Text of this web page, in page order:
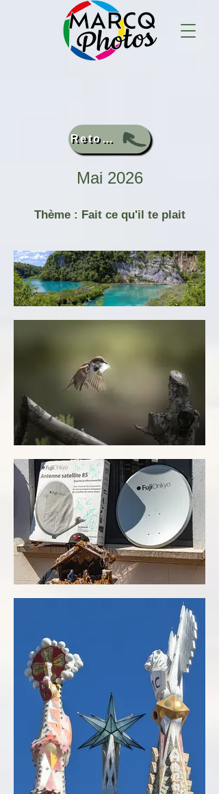
Retour
Mai 2026
Thème : Fait ce qu'il te plait